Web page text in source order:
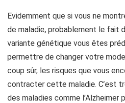
Evidemment que si vous ne
de maladie, probablement le fait
variante génétique vous êtes
permettre de changer votre
coup sûr, les risques que vous
contracter cette maladie. C’est
des maladies comme l’Alzheimer